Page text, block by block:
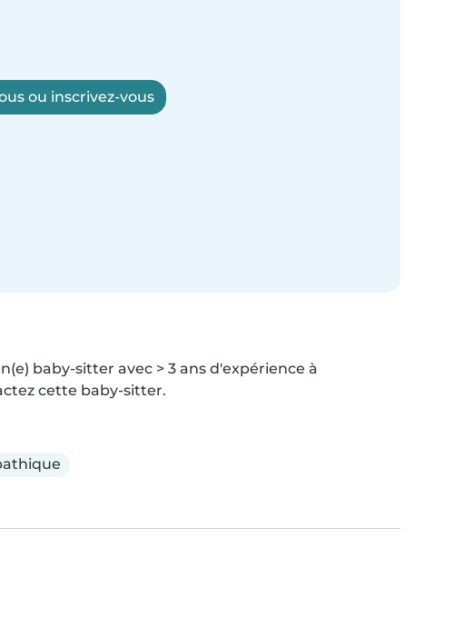
ou inscrivez-vous
baby-sitter avec > 3 ans d'expérience à
cette baby-sitter.